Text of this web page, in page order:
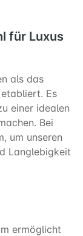
für Luxus
als das
Es
einer idealen
Bei
um unseren
Langlebigkeit
ermöglicht